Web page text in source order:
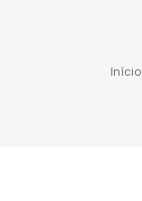
Início